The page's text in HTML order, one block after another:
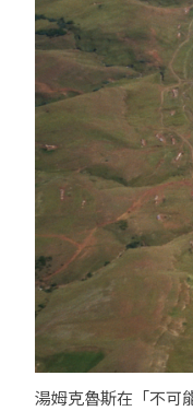
湯姆克魯斯在「不可